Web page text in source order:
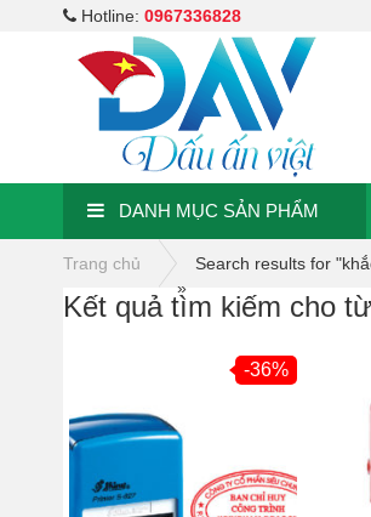
Hotline: 0967336828
DANH MỤC SẢN PHẨM
Trang chủ
»
Search results for
Kết quả tìm kiếm cho
-36%